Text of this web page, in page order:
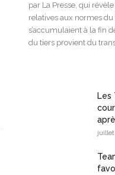
par La Presse, qui
relatives aux normes
s’accumulaient à la fin
du tiers provient du
Les
juillet